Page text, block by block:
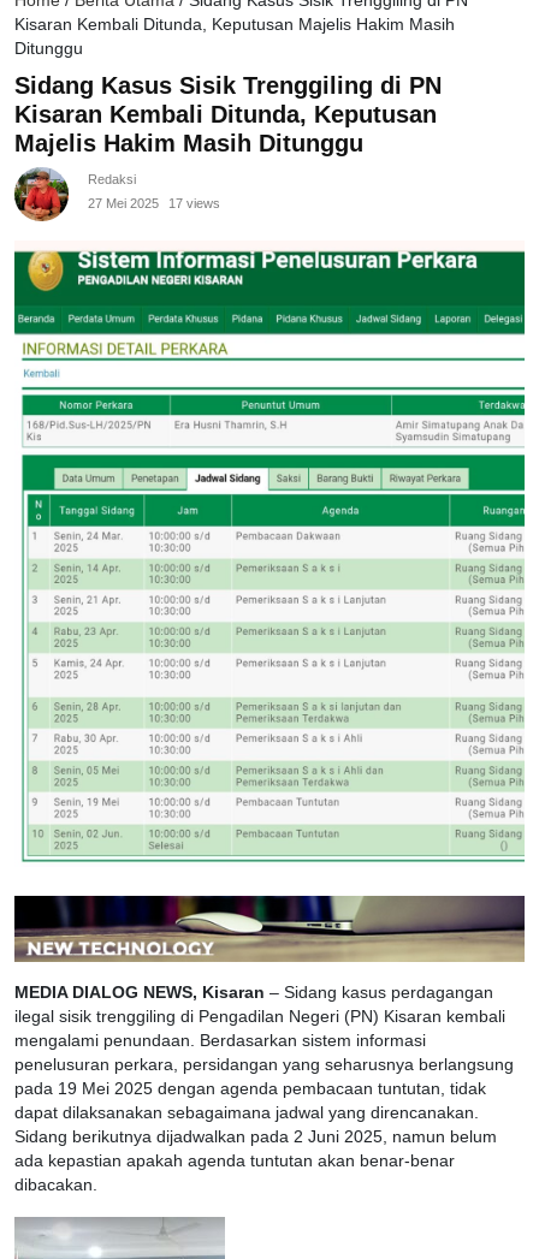
Kisaran Kembali Ditunda, Keputusan Majelis Hakim Masih
Ditunggu
Sidang Kasus Sisik Trenggiling di PN
Kisaran Kembali Ditunda, Keputusan
Majelis Hakim Masih Ditunggu
Redaksi
27 Mei 2025
17 views
MEDIA DIALOG NEWS, Kisaran – Sidang kasus perdagangan
ilegal sisik trenggiling di Pengadilan Negeri (PN) Kisaran kembali
mengalami penundaan. Berdasarkan sistem informasi
penelusuran perkara, persidangan yang seharusnya berlangsung
pada 19 Mei 2025 dengan agenda pembacaan tuntutan, tidak
dapat dilaksanakan sebagaimana jadwal yang direncanakan.
Sidang berikutnya dijadwalkan pada 2 Juni 2025, namun belum
ada kepastian apakah agenda tuntutan akan benar-benar
dibacakan.